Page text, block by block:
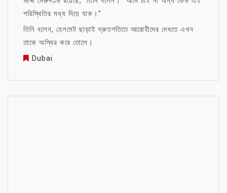
পরিস্থিতির মধ্য দিয়ে যাক।”
তিনি বলেন, হেলমেট ছাড়াই দ্রুতগতিতে আরোহীদের দেখতে এখন
তাকে অস্থির করে তোলে।
Dubai